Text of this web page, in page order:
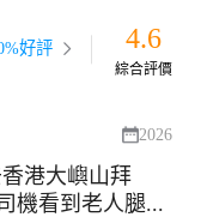
好評 4.6
綜合評價
2026
港大嶼山拜
機看到老人腿...